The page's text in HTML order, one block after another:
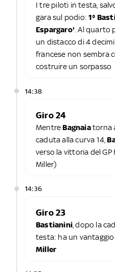
I tre piloti in testa,
gara sul podio:1°
Espargaro' . Al
un distacco di 4
francese non sembra
costruire un sorpasso
14:38
Giro 24
Mentre Bagnaiatorna
caduta alla curva 14,
verso la vittoria del GP
Miller)
14:36
Giro 23
Bastianini , dopo la
testa: ha un
Miller